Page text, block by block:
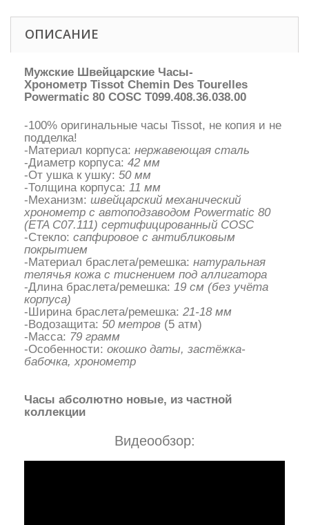
ОПИСАНИЕ
Мужские Швейцарские Часы-
Хронометр Tissot Chemin Des Tourelles
Powermatic 80 COSC T099.408.36.038.00
-100% оригинальные часы Tissot, не копия и не
подделка!
-Материал корпуса: нержавеющая сталь
-Диаметр корпуса: 42 мм
-От ушка к ушку: 50 мм
-Толщина корпуса: 11 мм
-Механизм: швейцарский механический
хронометр с автоподзаводом Powermatic 80
(ETA C07.111) сертифицированный COSC
-Стекло: сапфировое с антибликовым
покрытием
-Материал браслета/ремешка: натуральная
телячья кожа с тиснением под аллигатора
-Длина браслета/ремешка: 19 см (без учёта
корпуса)
-Ширина браслета/ремешка: 21-18 мм
-Водозащита: 50 метров (5 атм)
-Масса: 79 грамм
-Особенности: окошко даты, застёжка-
бабочка, хронометр
Часы абсолютно новые, из частной
коллекции
Видеообзор: